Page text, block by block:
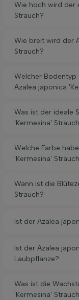
Wie hoch wird der
Strauch?
Wie breit wird der
Strauch?
Welcher
Azalea japonica
Was ist der ideale
'Kermesina'
Welche Farbe
'Kermesina'
Wann ist die
Strauch?
Ist der Azalea
Ist der Azalea
Laubpflanze?
Was ist die
'Kermesina'